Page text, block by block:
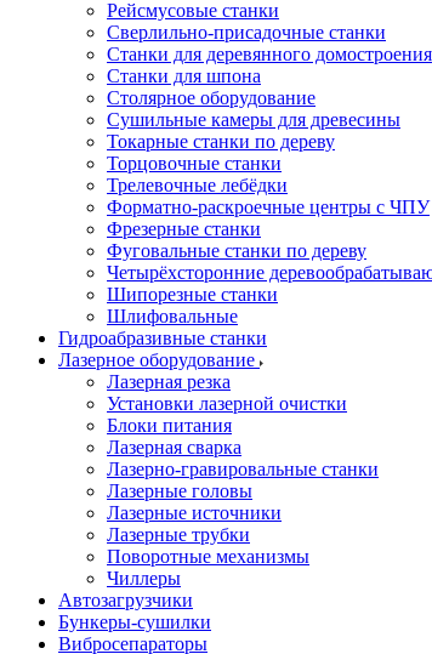
Рейсмусовые станки
Сверлильно-присадочные станки
Станки для деревянного домостроения
Станки для шпона
Столярное оборудование
Сушильные камеры для древесины
Токарные станки по дереву
Торцовочные станки
Трелевочные лебёдки
Форматно-раскроечные центры с ЧПУ
Фрезерные станки
Фуговальные станки по дереву
Четырёхсторонние
Шипорезные станки
Шлифовальные
Гидроабразивные станки
Лазерное оборудование
Лазерная резка
Установки лазерной очистки
Блоки питания
Лазерная сварка
Лазерно-гравировальные станки
Лазерные головы
Лазерные источники
Лазерные трубки
Поворотные механизмы
Чиллеры
Автозагрузчики
Бункеры-сушилки
Вибросепараторы